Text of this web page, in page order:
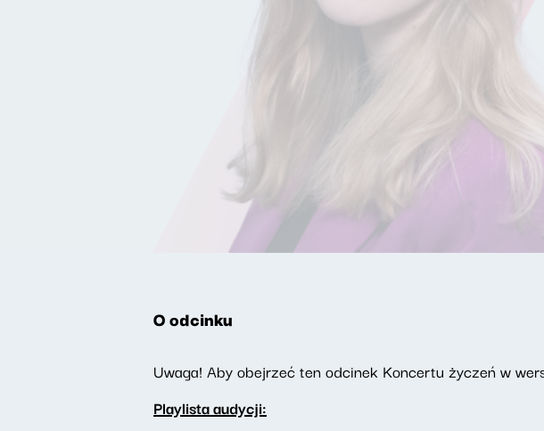
O odcinku
Uwaga! Aby obejrzeć ten odcinek Koncertu życzeń w
Playlista audycji: